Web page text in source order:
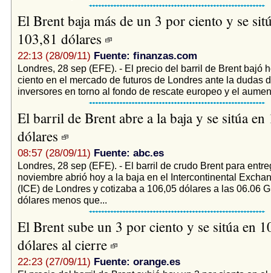
El Brent baja más de un 3 por ciento y se
103,81 dólares
22:13 (28/09/11) Fuente: finanzas.com
Londres, 28 sep (EFE). - El precio del barril de Brent bajó
ciento en el mercado de futuros de Londres ante la dudas
inversores en torno al fondo de rescate europeo y el
El barril de Brent abre a la baja y se sitúa en
dólares
08:57 (28/09/11) Fuente: abc.es
Londres, 28 sep (EFE). - El barril de crudo Brent para
noviembre abrió hoy a la baja en el Intercontinental
(ICE) de Londres y cotizaba a 106,05 dólares a las 06.06
dólares menos que...
El Brent sube un 3 por ciento y se sitúa en
dólares al cierre
22:23 (27/09/11) Fuente: orange.es